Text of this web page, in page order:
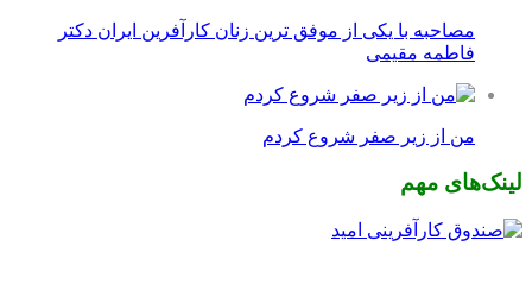
مصاحبه با یکی از موفق ترین زنان کارآفرین ایران دکتر
فاطمه مقیمی
من از زیر صفر شروع کردم
لینک‌های مهم